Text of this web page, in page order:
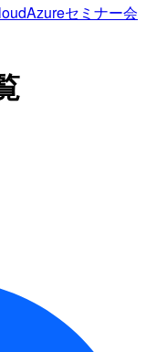
Azureセミナー会